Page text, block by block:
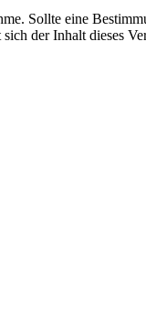
Sollte eine
der Inhalt dieses